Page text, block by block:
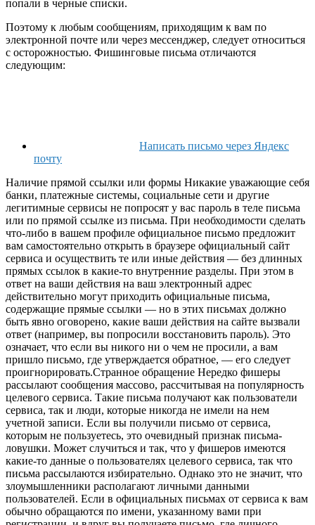
попали в черные списки.
Поэтому к любым сообщениям, приходящим к вам по
электронной почте или через мессенджер, следует относиться
с осторожностью. Фишинговые письма отличаются
следующим:
Написать письмо через Яндекс
почту
Наличие прямой ссылки или формы Никакие уважающие себя
банки, платежные системы, социальные сети и другие
легитимные сервисы не попросят у вас пароль в теле письма
или по прямой ссылке из письма. При необходимости сделать
что-либо в вашем профиле официальное письмо предложит
вам самостоятельно открыть в браузере официальный сайт
сервиса и осуществить те или иные действия — без длинных
прямых ссылок в какие-то внутренние разделы. При этом в
ответ на ваши действия на ваш электронный адрес
действительно могут приходить официальные письма,
содержащие прямые ссылки — но в этих письмах должно
быть явно оговорено, какие ваши действия на сайте вызвали
ответ (например, вы попросили восстановить пароль). Это
означает, что если вы никого ни о чем не просили, а вам
пришло письмо, где утверждается обратное, — его следует
проигнорировать.Странное обращение Нередко фишеры
рассылают сообщения массово, рассчитывая на популярность
целевого сервиса. Такие письма получают как пользователи
сервиса, так и люди, которые никогда не имели на нем
учетной записи. Если вы получили письмо от сервиса,
которым не пользуетесь, это очевидный признак письма-
ловушки. Может случиться и так, что у фишеров имеются
какие-то данные о пользователях целевого сервиса, так что
письма рассылаются избирательно. Однако это не значит, что
злоумышленники располагают личными данными
пользователей. Если в официальных письмах от сервиса к вам
обычно обращаются по имени, указанному вами при